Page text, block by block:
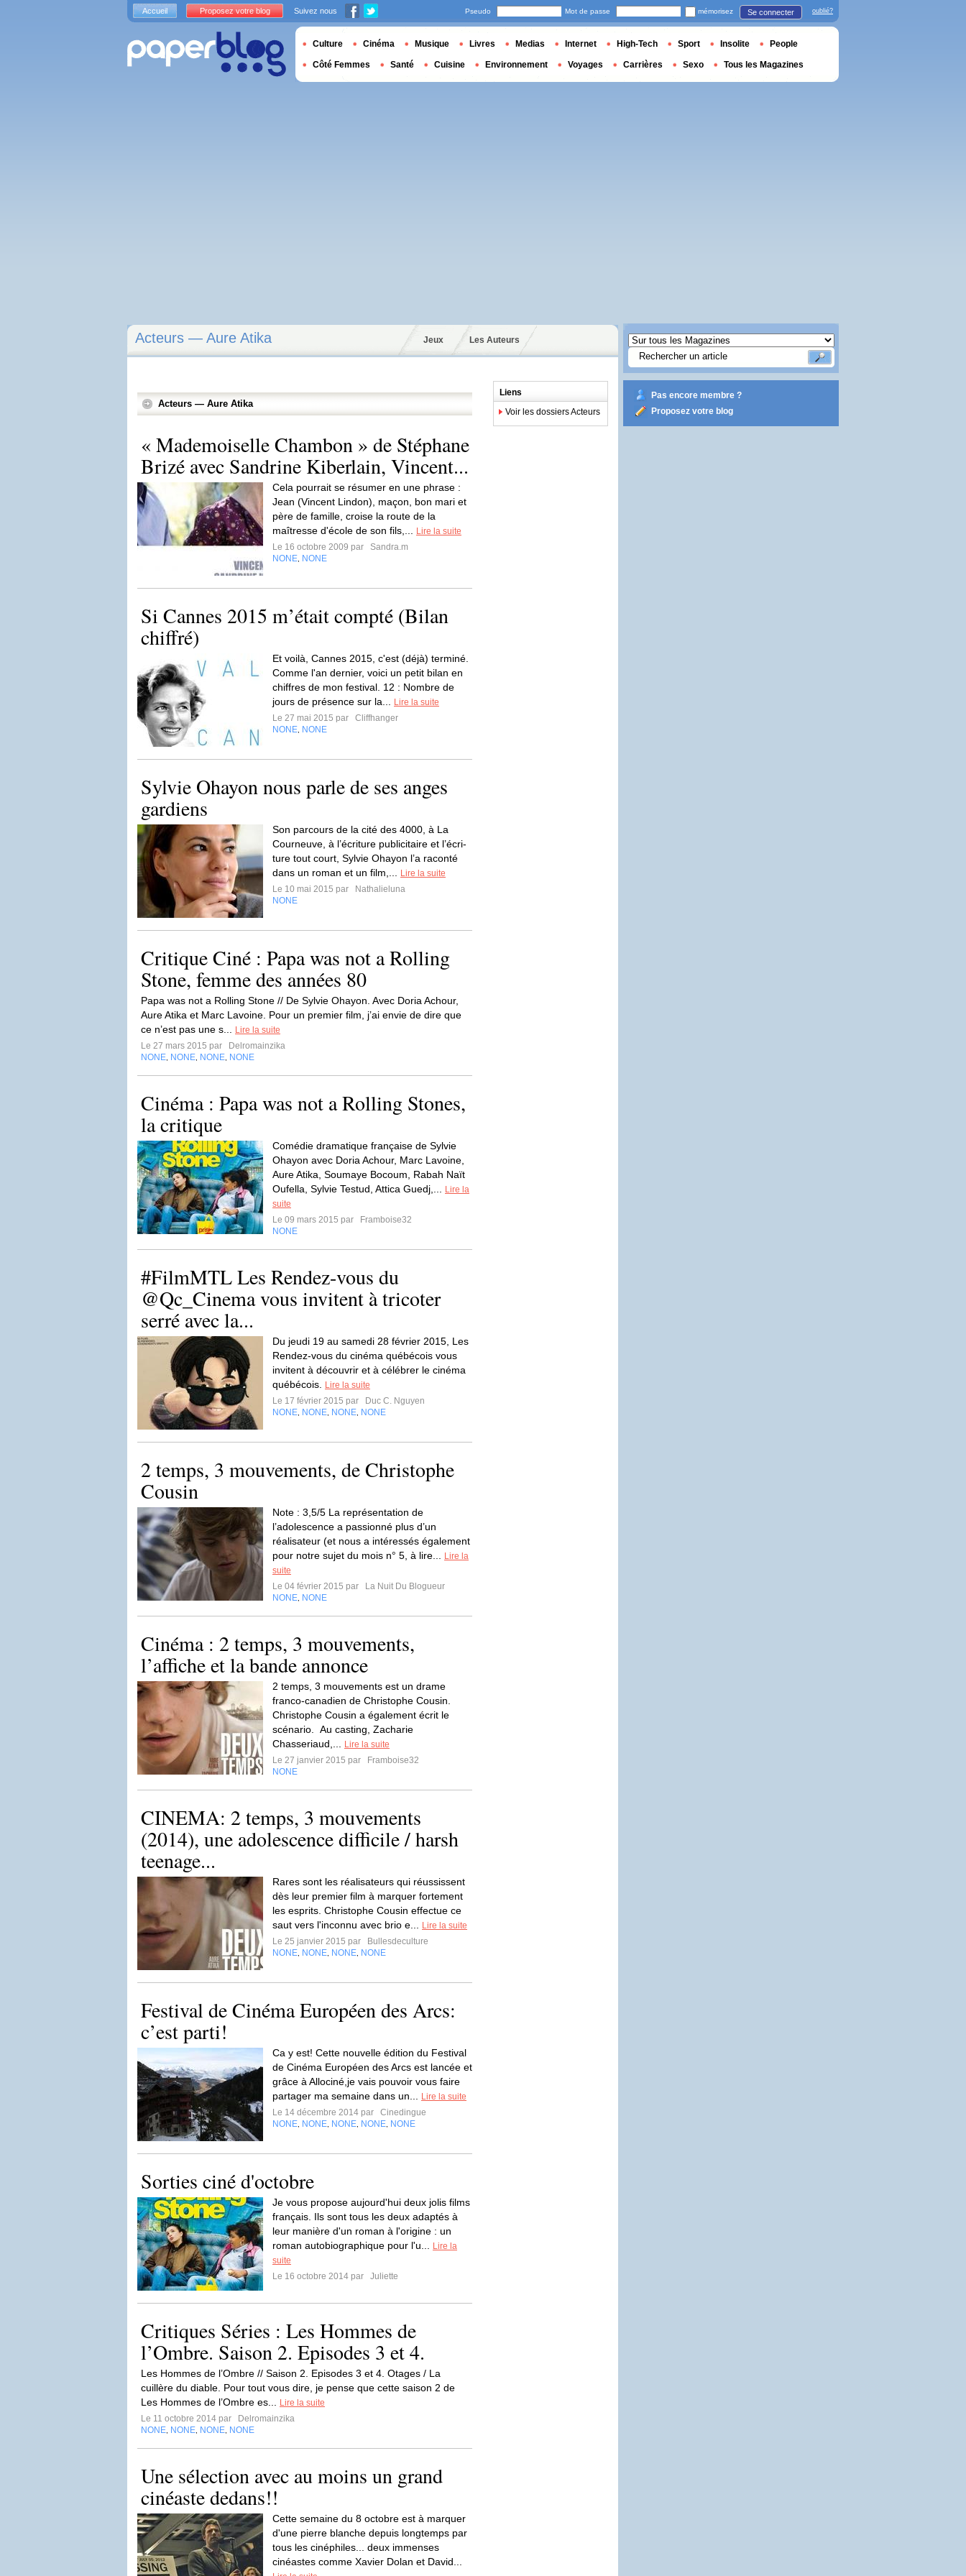
Acteurs — Aure Atika Jeux Les Auteurs
Acteurs — Aure Atika
« Mademoiselle Chambon » de Stéphane
Brizé avec Sandrine Kiberlain, Vincent...
Cela pourrait se résumer en une phrase :
Jean (Vincent Lindon), maçon, bon mari et
père de famille, croise la route de la
maîtresse d'école de son fils,...
Lire la suite
Le 16 octobre 2009 par
Sandra.m
NONE NONE
Si Cannes 2015 m’était compté (Bilan
chiffré)
Et voilà, Cannes 2015, c'est (déjà) terminé.
Comme l'an dernier, voici un petit bilan en
chiffres de mon festival. 12 : Nombre de
jours de présence sur la...
Lire la suite
Le 27 mai 2015 par
Cliffhanger
NONE NONE
Sylvie Ohayon nous parle de ses anges
gardiens
Son parcours de la cité des 4000, à La
Cour­neuve, à l’écri­ture publi­ci­taire et l’écri­
ture tout court, Sylvie Ohayon l’a raconté
dans un roman et un film,...
Lire la suite
Le 10 mai 2015 par
Nathalieluna
NONE
Critique Ciné : Papa was not a Rolling
Stone, femme des années 80
Papa was not a Rolling Stone // De Sylvie Ohayon. Avec Doria Achour,
Aure Atika et Marc Lavoine. Pour un premier film, j’ai envie de dire que
ce n’est pas une s...
Lire la suite
Le 27 mars 2015 par
Delromainzika
NONE NONE NONE NONE
Cinéma : Papa was not a Rolling Stones,
la critique
Comédie dramatique française de Sylvie
Ohayon avec Doria Achour, Marc Lavoine,
Aure Atika, Soumaye Bocoum, Rabah Naït
Oufella, Sylvie Testud, Attica Guedj,...
Lire la
suite
Le 09 mars 2015 par
Framboise32
NONE
#FilmMTL Les Rendez-vous du
@Qc_Cinema vous invitent à tricoter
serré avec la...
Du jeudi 19 au samedi 28 février 2015, Les
Rendez-vous du cinéma québécois vous
invitent à découvrir et à célébrer le cinéma
québécois.
Lire la suite
Le 17 février 2015 par
Duc C. Nguyen
NONE NONE NONE NONE
2 temps, 3 mouvements, de Christophe
Cousin
Note : 3,5/5 La représentation de
l’adolescence a passionné plus d’un
réalisateur (et nous a intéressés également
pour notre sujet du mois n° 5, à lire...
Lire la
suite
Le 04 février 2015 par
La Nuit Du Blogueur
NONE NONE
Cinéma : 2 temps, 3 mouvements,
l’affiche et la bande annonce
2 temps, 3 mouvements est un drame
franco-canadien de Christophe Cousin.
Christophe Cousin a également écrit le
scénario. Au casting, Zacharie
Chasseriaud,...
Lire la suite
Le 27 janvier 2015 par
Framboise32
NONE
CINEMA: 2 temps, 3 mouvements
(2014), une adolescence difficile / harsh
teenage...
Rares sont les réalisateurs qui réussissent
dès leur premier film à marquer fortement
les esprits. Christophe Cousin effectue ce
saut vers l'inconnu avec brio e...
Lire la suite
Le 25 janvier 2015 par
Bullesdeculture
NONE NONE NONE NONE
Festival de Cinéma Européen des Arcs:
c’est parti!
Ca y est! Cette nouvelle édition du Festival
de Cinéma Européen des Arcs est lancée et
grâce à Allociné,je vais pouvoir vous faire
partager ma semaine dans un...
Lire la suite
Le 14 décembre 2014 par
Cinedingue
NONE NONE NONE NONE NONE
Sorties ciné d'octobre
Je vous propose aujourd'hui deux jolis films
français. Ils sont tous les deux adaptés à
leur manière d'un roman à l'origine : un
roman autobiographique pour l'u...
Lire la
suite
Le 16 octobre 2014 par
Juliette
Critiques Séries : Les Hommes de
l’Ombre. Saison 2. Episodes 3 et 4.
Les Hommes de l’Ombre // Saison 2. Episodes 3 et 4. Otages / La
cuillère du diable. Pour tout vous dire, je pense que cette saison 2 de
Les Hommes de l’Ombre es...
Lire la suite
Le 11 octobre 2014 par
Delromainzika
NONE NONE NONE NONE
Une sélection avec au moins un grand
cinéaste dedans!!
Cette semaine du 8 octobre est à marquer
d'une pierre blanche depuis longtemps par
tous les cinéphiles... deux immenses
cinéastes comme Xavier Dolan et David...
Liens
Voir les dossiers Acteurs
Pas encore membre ?
Proposez votre blog
Accueil Proposez votre blog Suivez nous Pseudo Mot de passe mémorisez Se connecter oublié?
Culture Cinéma Musique Livres Medias Internet High-Tech Sport Insolite People
Côté Femmes Santé Cuisine Environnement Voyages Carrières Sexo Tous les Magazines